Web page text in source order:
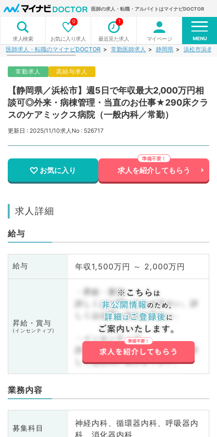
医師の求人・転職・アルバイトはマイナビDOCTOR
求人検索 お気に入り求人
0
最近見た求人
1
マイページ MENU
医師求人・転職のマイナビDOCTOR 常勤医師求人 静岡県 浜松市浜名
常勤求人 高給与求人
【静岡県／浜松市】週5日で年収最大2,000万円相
談可◎外来・病棟管理・当直のお仕事★290床クラ
スのケアミックス病院（一般内科／常勤）
更新日 : 2025/11/10求人No : 526717
お気に入り 求人を紹介してもらう
求人詳細
給与
給与 年収1,500万円 ～ 2,000万円
昇給・賞与
(インセンティブ)
・昇給・賞与
詳しくはお問い合わせ下さい。詳
しくはお問い合わせ下さい。
・インセンティブ
詳しくはお問い合わせ下さい。詳
しくはお問い合わせ下さい。
業務内容
募集科目
神経内科、循環器内科、呼吸器内
科、消化器内科